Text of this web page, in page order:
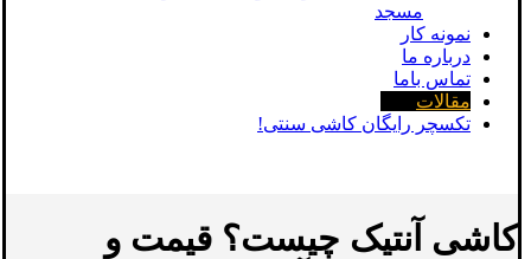
مسجد
نمونه کار
درباره ما
تماس باما
مقالات
تکسچر رایگان کاشی سنتی!
کاشی آنتیک چیست؟ قیمت و